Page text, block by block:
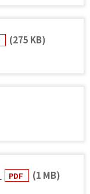
(275 KB)
PDF (1 MB)